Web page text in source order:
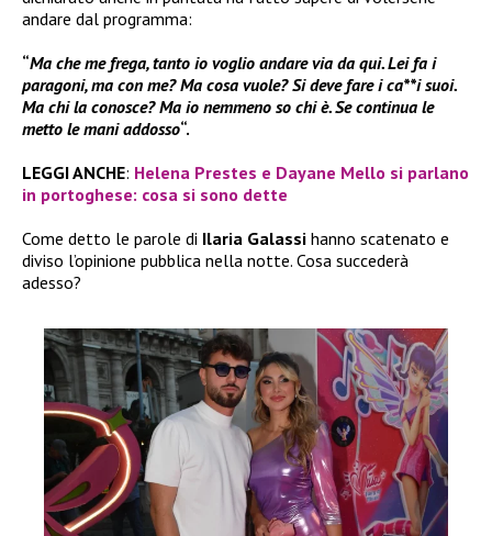
andare dal programma:
“Ma che me frega, tanto io voglio andare via da qui. Lei fa i
paragoni, ma con me? Ma cosa vuole? Si deve fare i ca**i suoi.
Ma chi la conosce? Ma io nemmeno so chi è. Se continua le
metto le mani addosso“.
LEGGI ANCHE: Helena Prestes e Dayane Mello si parlano
in portoghese: cosa si sono dette
Come detto le parole di Ilaria Galassi hanno scatenato e
diviso l’opinione pubblica nella notte. Cosa succederà
adesso?